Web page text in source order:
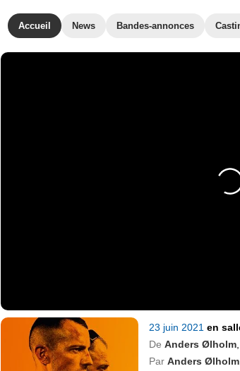
Accueil News Bandes-annonces
23 juin 2021 en
De Anders Ølholm
Par Anders Ølholm